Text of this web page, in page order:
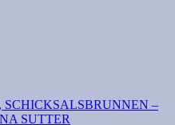
–
SUTTER